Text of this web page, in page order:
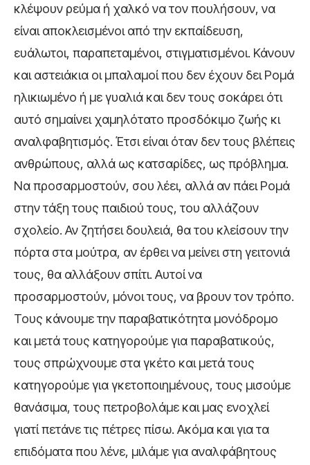
κλέψουν ρεύμα ή χαλκό να τον πουλήσουν, να
είναι αποκλεισμένοι από την εκπαίδευση,
ευάλωτοι, παραπεταμένοι, στιγματισμένοι. Κάνουν
και αστειάκια οι μπαλαμοί που δεν έχουν δει Ρομά
ηλικιωμένο ή με γυαλιά και δεν τους σοκάρει ότι
αυτό σημαίνει χαμηλότατο προσδόκιμο ζωής κι
αναλφαβητισμός. Έτσι είναι όταν δεν τους βλέπεις
ανθρώπους, αλλά ως κατσαρίδες, ως πρόβλημα.
Να προσαρμοστούν, σου λέει, αλλά αν πάει Ρομά
στην τάξη τους παιδιού τους, του αλλάζουν
σχολείο. Αν ζητήσει δουλειά, θα του κλείσουν την
πόρτα στα μούτρα, αν έρθει να μείνει στη γειτονιά
τους, θα αλλάξουν σπίτι. Αυτοί να
προσαρμοστούν, μόνοι τους, να βρουν τον τρόπο.
Τους κάνουμε την παραβατικότητα μονόδρομο
και μετά τους κατηγορούμε για παραβατικούς,
τους σπρώχνουμε στα γκέτο και μετά τους
κατηγορούμε για γκετοποιημένους, τους μισούμε
θανάσιμα, τους πετροβολάμε και μας ενοχλεί
γιατί πετάνε τις πέτρες πίσω. Ακόμα και για τα
επιδόματα που λένε, μιλάμε για αναλφάβητους